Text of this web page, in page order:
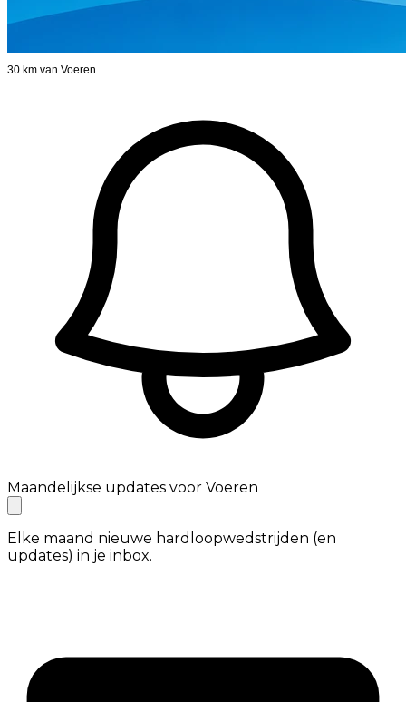
30 km van Voeren
Maandelijkse updates voor Voeren
Elke maand nieuwe hardloopwedstrijden (en
updates) in je inbox.